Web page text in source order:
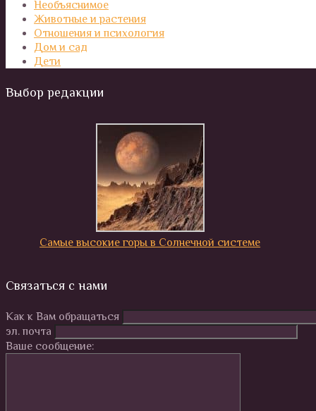
Необъяснимое
Животные и растения
Отношения и психология
Дом и сад
Дети
Выбор редакции
Самые высокие горы в Солнечной системе
Связаться с нами
Как к Вам обращаться
эл. почта
Ваше сообщение: